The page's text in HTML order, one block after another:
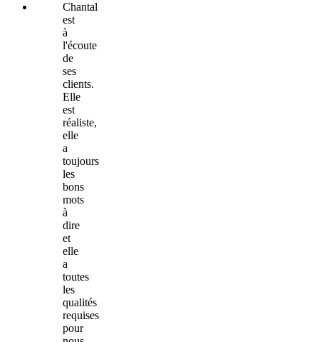
Chantal
est
à
l'écoute
de
ses
clients.
Elle
est
réaliste,
elle
a
toujours
les
bons
mots
à
dire
et
elle
a
toutes
les
qualités
requises
pour